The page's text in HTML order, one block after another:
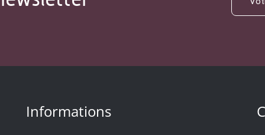
Informations